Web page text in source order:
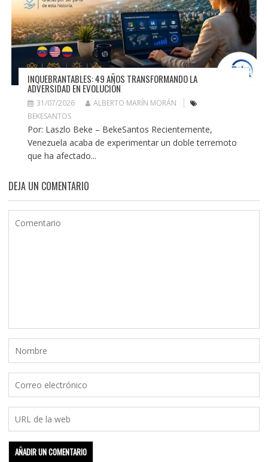
INQUEBRANTABLES: 49 AÑOS TRANSFORMANDO LA
ADVERSIDAD EN EVOLUCIÓN
31/07/2026
ALBERTO MARÍN MORÁN
BEKESANTOS
Por: Laszlo Beke – BekeSantos Recientemente,
Venezuela acaba de experimentar un doble terremoto
que ha afectado...
DEJA UN COMENTARIO